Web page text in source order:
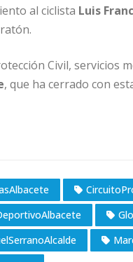
al ciclista Luis
Civil, servicios
, que ha cerrado con